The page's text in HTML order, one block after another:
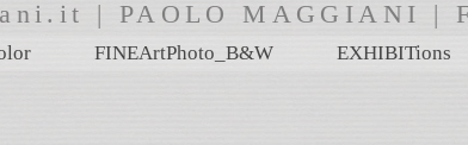
| PAOLO MAGGIANI |
FINEArtPhoto_B&W EXHIBITions